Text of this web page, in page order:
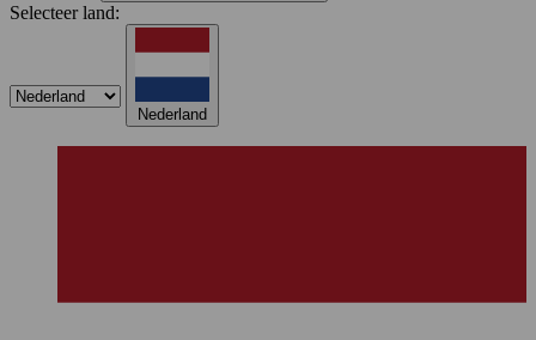
Selecteer land:
Nederland